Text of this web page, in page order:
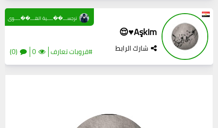
AşkIm♥️😌
شارك الرابط #قروبات تعارف 0
(0)
نرجســـ��ــــية الهـــ��ــــوى